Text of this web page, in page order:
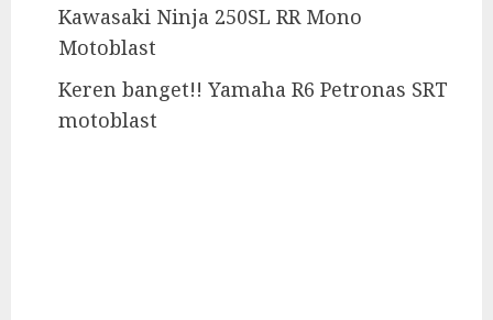
Kawasaki Ninja 250SL RR Mono
Motoblast
Keren banget!! Yamaha R6 Petronas SRT
motoblast